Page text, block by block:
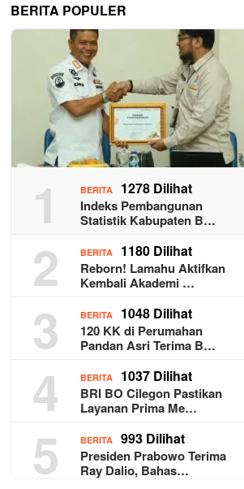
BERITA POPULER
1 BERITA 1278 Dilihat
Indeks Pembangunan
Statistik Kabupaten B…
2 BERITA 1180 Dilihat
Reborn! Lamahu Aktifkan
Kembali Akademi …
3 BERITA 1048 Dilihat
120 KK di Perumahan
Pandan Asri Terima B…
4 BERITA 1037 Dilihat
BRI BO Cilegon Pastikan
Layanan Prima Me…
5 BERITA 993 Dilihat
Presiden Prabowo Terima
Ray Dalio, Bahas…